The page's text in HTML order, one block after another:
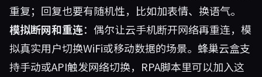
重复；回复也要有随机性，比如加表情、换语气。
模拟断网和重连：偶尔让云手机断开网络再重连，模
拟真实用户切换WiFi或移动数据的场景。蜂巢云盒支
持手动或API触发网络切换，RPA脚本里可以加入这